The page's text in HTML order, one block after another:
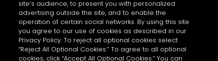
site’s audience, to present you with personalized
advertising outside the site, and to enable the
operation of certain social networks. By using this site
you agree to our use of cookies as described in our
Privacy Policy. To reject all optional cookies select
“Reject All Optional Cookies.” To agree to all optional
cookies, click “Accept All Optional Cookies.” You can